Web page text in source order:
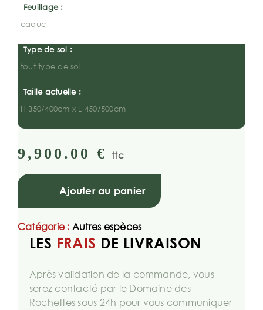
Feuillage :
caduc
Type de sol :
tout type de sol
Taille actuelle :
H 350/400cm x L 450/500cm
9,900.00 € ttc
Ajouter au panier
Catégorie : Autres espèces
LES FRAIS DE LIVRAISON
Après validation de la commande, vous
serez contacté par le Domaine des
Rochettes sous 24h pour vous communiquer